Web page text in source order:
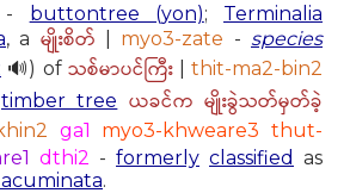
- buttontree (yon); Terminalia
, a မျိုးစိတ် myo3-zate - species
🔊) of သစ်မာပင်ကြီး|thit-ma2-bin2
timber tree ယခင်က မျိုးခွဲသတ်မှတ်ခဲ့
ga1
myo3-khweare3 thut-
dthi2 - formerly classified as
.